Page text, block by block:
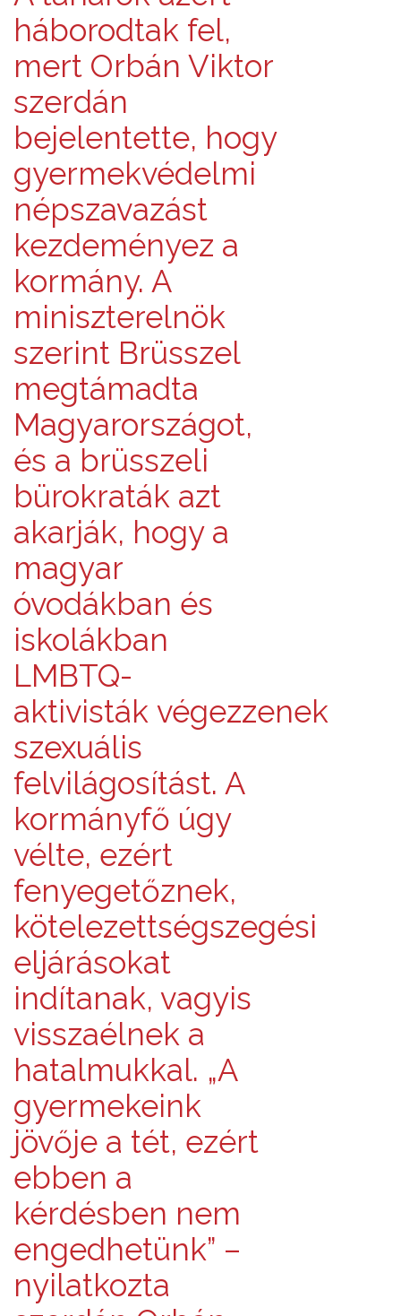
háborodtak fel,
mert Orbán Viktor
szerdán
bejelentette, hogy
gyermekvédelmi
népszavazást
kezdeményez a
kormány. A
miniszterelnök
szerint Brüsszel
megtámadta
Magyarországot,
és a brüsszeli
bürokraták azt
akarják, hogy a
magyar
óvodákban és
iskolákban
LMBTQ-
aktivisták végezzenek
szexuális
felvilágosítást. A
kormányfő úgy
vélte, ezért
fenyegetőznek,
kötelezettségszegési
eljárásokat
indítanak, vagyis
visszaélnek a
hatalmukkal. „A
gyermekeink
jövője a tét, ezért
ebben a
kérdésben nem
engedhetünk” –
nyilatkozta